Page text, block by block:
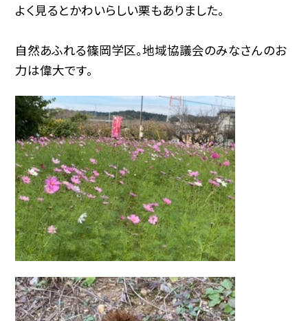
よく見るとかわいらしい栗もありました。
自然あふれる篠岡学区。地域協議会のみなさんのお
力は偉大です。